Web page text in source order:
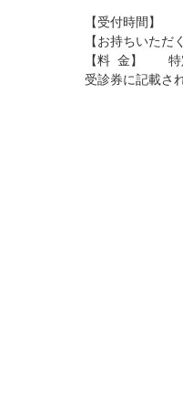
【受付時間】
【お持ちいた
【料 金】 特
受診券に記載さ